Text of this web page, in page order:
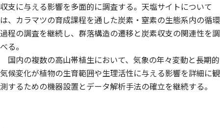
収支に与える影響を多面的に調査する。天塩サイトについて
は、カラマツの育成課程を通した炭素・窒素の生態系内の循環
過程の調査を継続し、群落構造の遷移と炭素収支の関連性を調
べる。
国内の複数の高山帯植生において、気象の年々変動と長期的
気候変化が植物の生育範囲や生理活性に与える影響を詳細に観
測するための機器設置とデータ解析手法の確立を継続する。